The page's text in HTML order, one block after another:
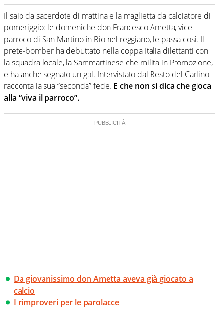
Il saio da sacerdote di mattina e la maglietta da calciatore di
pomeriggio: le domeniche don Francesco Ametta, vice
parroco di San Martino in Rio nel reggiano, le passa così. Il
prete-bomber ha debuttato nella coppa Italia dilettanti con
la squadra locale, la Sammartinese che milita in Promozione,
e ha anche segnato un gol. Intervistato dal Resto del Carlino
racconta la sua “seconda” fede. E che non si dica che gioca
alla “viva il parroco”.
Da giovanissimo don Ametta aveva già giocato a
calcio
I rimproveri per le parolacce